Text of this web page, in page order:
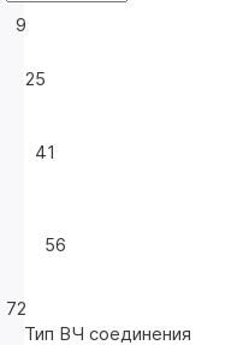
9
25
41
56
72
Тип ВЧ соединения